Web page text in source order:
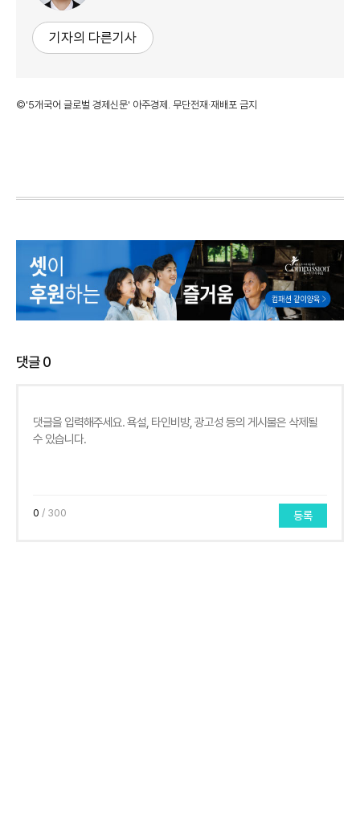
기자의 다른기사
©'5개국어 글로벌 경제신문' 아주경제. 무단전재·재배포 금지
댓글0
0 / 300 등록